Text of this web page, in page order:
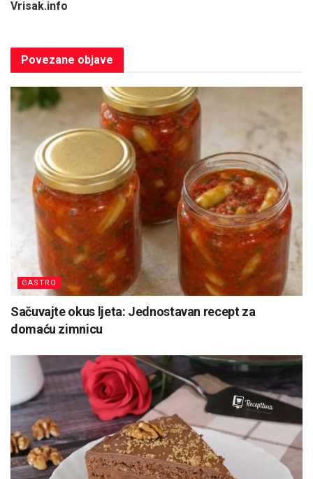
Vrisak.info
Povezane objave
GASTRO
Sačuvajte okus ljeta: Jednostavan recept za
domaću zimnicu